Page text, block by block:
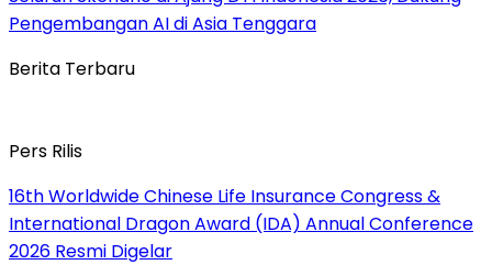
Pengembangan AI di Asia Tenggara
Berita Terbaru
Pers Rilis
16th Worldwide Chinese Life Insurance Congress &
International Dragon Award (IDA) Annual Conference
2026 Resmi Digelar